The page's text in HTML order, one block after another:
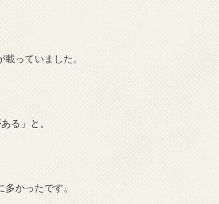
っていました。
る」と。
かったです。